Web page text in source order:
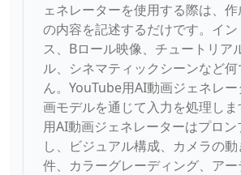
ェネレーターを使用する際は、
の内容を記述するだけです。イ
ス、Bロール映像、チュートリア
ル、シネマティックシーンなど
ん。YouTube用AI動画ジェネレ
画モデルを通じて入力を処理し
用AI動画ジェネレーターはプロ
し、ビジュアル構成、カメラの
件、カラーグレーディング、アー